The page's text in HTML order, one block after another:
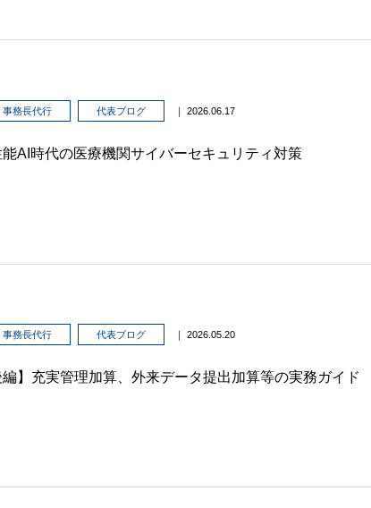
事務長代行 代表ブログ ｜ 2026.06.17
能AI時代の医療機関サイバーセキュリティ対策
事務長代行 代表ブログ ｜ 2026.05.20
編】充実管理加算、外来データ提出加算等の実務ガイド